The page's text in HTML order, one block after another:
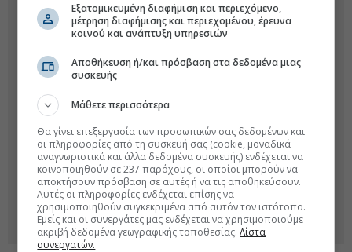
Εξατομικευμένη διαφήμιση και περιεχόμενο,
μέτρηση διαφήμισης και περιεχομένου, έρευνα
κοινού και ανάπτυξη υπηρεσιών
Αποθήκευση ή/και πρόσβαση στα δεδομένα μιας
συσκευής
Μάθετε περισσότερα
Θα γίνει επεξεργασία των προσωπικών σας δεδομένων και
οι πληροφορίες από τη συσκευή σας (cookie, μοναδικά
αναγνωριστικά και άλλα δεδομένα συσκευής) ενδέχεται να
κοινοποιηθούν σε 237 παρόχους, οι οποίοι μπορούν να
αποκτήσουν πρόσβαση σε αυτές ή να τις αποθηκεύσουν.
Αυτές οι πληροφορίες ενδέχεται επίσης να
χρησιμοποιηθούν συγκεκριμένα από αυτόν τον ιστότοπο.
Εμείς και οι συνεργάτες μας ενδέχεται να χρησιμοποιούμε
ακριβή δεδομένα γεωγραφικής τοποθεσίας.Λίστα
συνεργατών.